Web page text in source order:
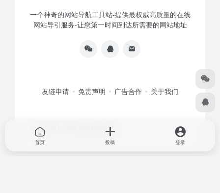
一个神奇的网站导航工具站-提供最权威高质量的在线
网站导引服务-让您第一时间到达所需要的网站地址
友链申请 免责声明 广告合作 关于我们
Copyright © 2026 智能AI导航网
首页 投稿 登录